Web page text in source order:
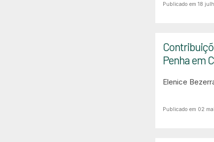
Publicado em 18
Penha em
Elenice
Publicado em 02